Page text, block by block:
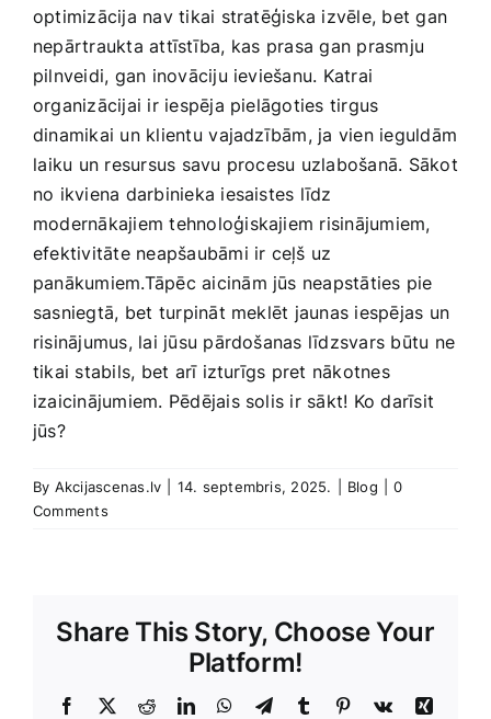
optimizācija nav tikai stratēģiska izvēle, bet gan
nepārtraukta attīstība, ⁤kas prasa gan prasmju
pilnveidi, gan inovāciju ‌ieviešanu. Katrai
organizācijai ir iespēja pielāgoties tirgus
dinamikai ‌un klientu⁤ vajadzībām, ja vien ieguldām
⁣laiku un ​resursus savu procesu uzlabošanā. Sākot
no ​ikviena darbinieka iesaistes līdz
modernākajiem tehnoloģiskajiem risinājumiem,
efektivitāte neapšaubāmi ir ceļš uz
panākumiem.Tāpēc aicinām jūs neapstāties pie⁤
sasniegtā,⁣ bet turpināt meklēt jaunas iespējas un
risinājumus, lai jūsu ​pārdošanas līdzsvars būtu ne
tikai stabils, bet arī izturīgs pret nākotnes
izaicinājumiem.​ Pēdējais solis ir sākt! Ko darīsit
jūs?
By Akcijascenas.lv 14. septembris, 2025. Blog
0
Comments
Share This Story, Choose Your
Platform!
Facebook
X RedditLinkedInWhatsApp
TelegramTumblr Pinterest
Vk
Xing